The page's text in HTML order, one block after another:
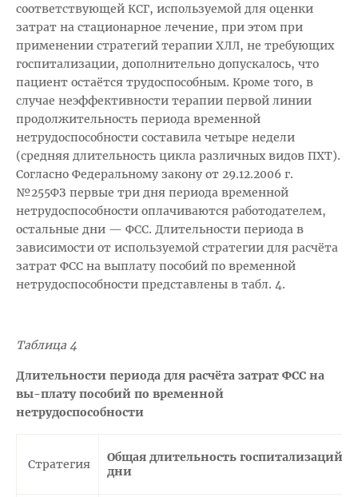
соответствующей КСГ, используемой для оценки
затрат на стационарное лечение, при этом при
применении стратегий терапии ХЛЛ, не требующих
госпитализации, дополнительно допускалось, что
пациент остаётся трудоспособным. Кроме того, в
случае неэффективности терапии первой линии
продолжительность периода временной
нетрудоспособности составила четыре недели
(средняя длительность цикла различных видов ПХТ).
Согласно Федеральному закону от 29.12.2006 г.
№255ФЗ первые три дня периода временной
нетрудоспособности оплачиваются работодателем,
остальные дни — ФСС. Длительности периода в
зависимости от используемой стратегии для расчёта
затрат ФСС на выплату пособий по временной
нетрудоспособности представлены в табл. 4.
Таблица 4
Длительности периода для расчёта затрат ФСС на
вы-плату пособий по временной
нетрудоспособности
Стратегия
Общая длительность госпитализаций,
дни